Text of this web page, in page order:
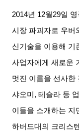
2014년 12월29일 영
시장 파괴자로 우버
신기술을 이용해 기
사업자에게 새로운
멋진 이름을 선사한
샤오미 ,테슬라 등
이들을 소개하는 지
하버드대의 크리스